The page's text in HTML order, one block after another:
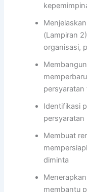
(Lampiran
organisasi,
persyaratan
Identifikasi
persyaratan
Membuat
diminta
membantu